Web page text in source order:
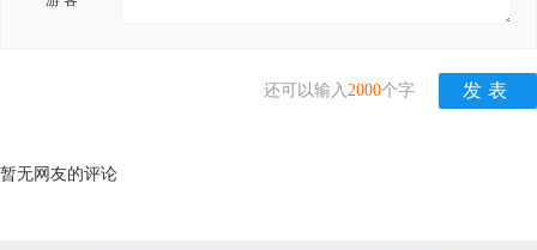
还可以输入 2000个字
暂无网友的评论